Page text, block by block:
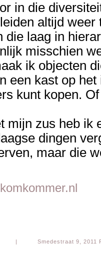
in die
altijd
die laag in
misschien
ik objecten
een kast op het
kunt kopen.
mijn zus heb ik
dingen
maar die
| Smedestraat 9, 2011